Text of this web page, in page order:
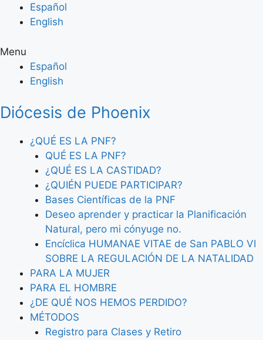
Español
English
Menu
Español
English
Diócesis de Phoenix
¿QUÉ ES LA PNF?
QUÉ ES LA PNF?
¿QUÉ ES LA CASTIDAD?
¿QUIÉN PUEDE PARTICIPAR?
Bases Científicas de la PNF
Deseo aprender y practicar la Planificación
Natural, pero mi cónyuge no.
Encíclica HUMANAE VITAE de San PABLO VI
SOBRE LA REGULACIÓN DE LA NATALIDAD
PARA LA MUJER
PARA EL HOMBRE
¿DE QUÉ NOS HEMOS PERDIDO?
MÉTODOS
Registro para Clases y Retiro